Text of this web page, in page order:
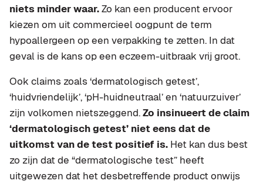
niets minder waar.Zo kan een producent ervoor
kiezen om uit commercieel oogpunt de term
hypoallergeen op een verpakking te zetten. In dat
geval is de kans op een eczeem-uitbraak vrij groot.
Ook claims zoals ‘dermatologisch getest’,
‘huidvriendelijk’, ‘pH-huidneutraal’ en ‘natuurzuiver’
zijn volkomen nietszeggend.Zo insinueert de claim
‘dermatologisch getest’ niet eens dat de
uitkomst van de test positief is. Het kan dus best
zo zijn dat de “dermatologische test” heeft
uitgewezen dat het desbetreffende product onwijs